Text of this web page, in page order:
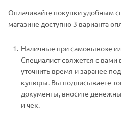
Оплачивайте покупки удобным
магазине доступно 3 варианта
Наличные при самовывозе
Специалист свяжется с вами
уточнить время и заранее
купюры. Вы подписываете
документы, вносите
и чек.